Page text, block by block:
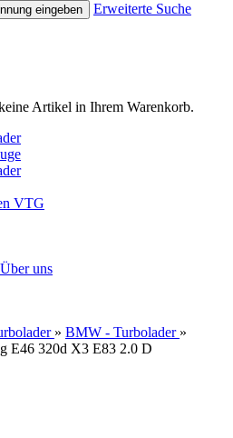
eingeben
Erweiterte Suche
Artikel in Ihrem Warenkorb.
VTG
Über uns
» BMW - Turbolader »
E46 320d X3 E83 2.0 D